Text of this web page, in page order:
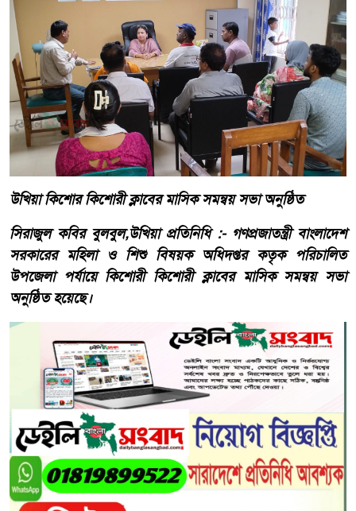
উখিয়া কিশোর কিশোরী ক্লাবের মাসিক সমন্বয় সভা অনুষ্ঠিত
সিরাজুল কবির বুলবুল,উখিয়া প্রতিনিধি :- গণপ্রজাতন্ত্রী বাংলাদেশ
সরকারের মহিলা ও শিশু বিষয়ক অধিদপ্তর কতৃক পরিচালিত
উপজেলা পর্যায়ে কিশোরী কিশোরী ক্লাবের মাসিক সমন্বয় সভা
অনুষ্ঠিত হয়েছে।